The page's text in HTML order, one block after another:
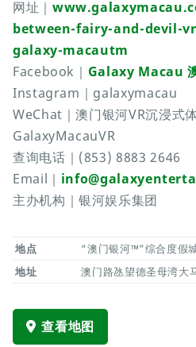
网址｜
between-fairy-and-devil-
galaxy-macautm
Facebook｜ Galaxy Macau
Instagram｜galaxymacau
WeChat｜澳门银河VR沉浸式
GalaxyMacauVR
查询电话｜(853) 8883 2646
Email｜
主办机构｜银河娱乐集团
地点
“澳门银河™”综合度假
地址
澳门路氹望德圣母湾大
查看地图